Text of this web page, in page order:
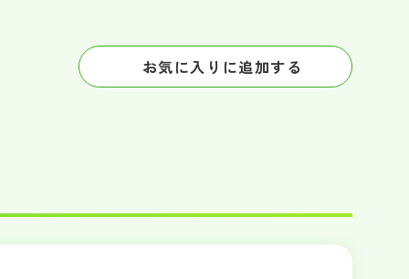
お気に入りに追加する